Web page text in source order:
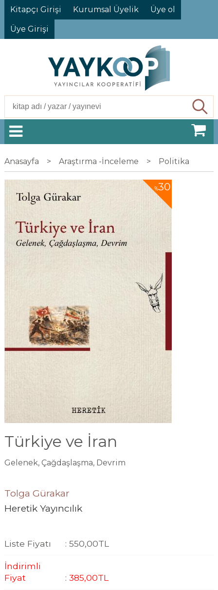
Kitapçı Girişi Kurumsal Üyelik Üye ol
Üye Girişi
Anasayfa > Araştırma -İnceleme > Politika
%30
Türkiye ve İran
Gelenek, Çağdaşlaşma, Devrim
Tolga Gürakar
Heretik Yayıncılık
Liste Fiyatı : 550,00TL
İndirimli
Fiyat
: 385,00TL